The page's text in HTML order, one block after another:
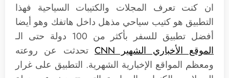
ان كنت تعرف المجلات والكتيبات السياحية فهذا
التطبيق هو كتيب سياحي مذهل داخل هاتفك وهو أيضا
أفضل تطبيق للسفر بأكثر من 100 دولة حتى الـ
الموقع الأخباري الشهير CNN
تحدثت عن روعته
ومعظم المواقع الإخبارية الشهرية. التطبيق على غرار